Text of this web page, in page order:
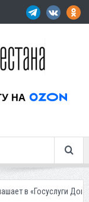
Приставы